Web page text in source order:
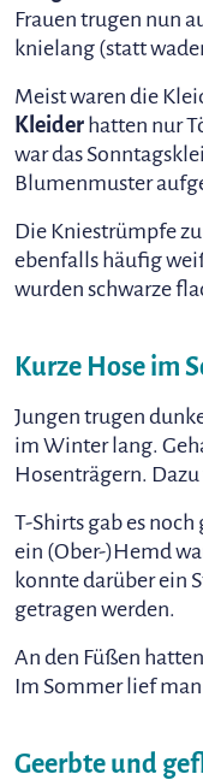
Frauen trugen nun
knielang (statt
Meist waren die
Kleider hatten nur
war das
Blumenmuster
Die Kniestrümpfe
ebenfalls häufig
wurden schwarze
Kurze Hose im
Jungen trugen
im Winter lang.
Hosenträgern.
T-Shirts gab es
ein (Ober-)Hemd
konnte darüber ein
getragen werden.
An den Füßen
Im Sommer lief
Geerbte und